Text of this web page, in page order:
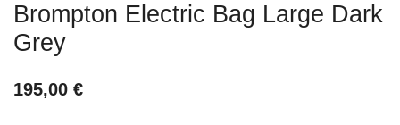
Brompton Electric Bag Large Dark
Grey
195,00 €